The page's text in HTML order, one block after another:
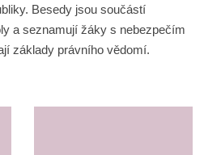
Besedy jsou součástí
a seznamují žáky s nebezpečím
základy právního vědomí.